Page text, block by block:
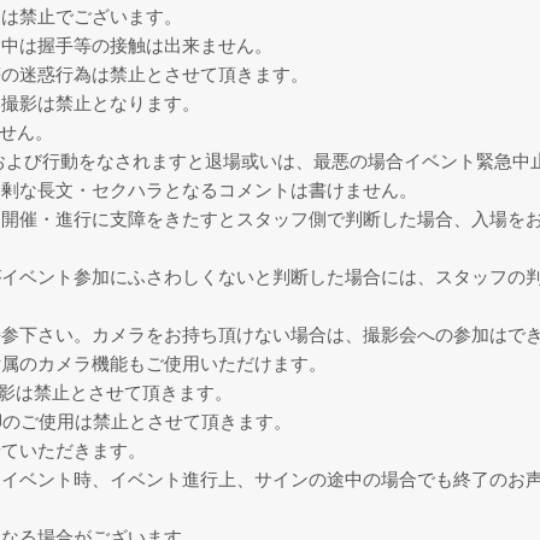
禁止でございます。
は握手等の接触は出来ません。
迷惑行為は禁止とさせて頂きます。
影は禁止となります。
ん。
び行動をなされますと退場或いは、最悪の場合イベント緊急中
な長文・セクハラとなるコメントは書けません。
催・進行に支障をきたすとスタッフ側で判断した場合、入場を
ベント参加にふさわしくないと判断した場合には、スタッフの
下さい。カメラをお持ち頂けない場合は、撮影会への参加はで
のカメラ機能もご使用いただけます。
は禁止とさせて頂きます。
ご使用は禁止とさせて頂きます。
いただきます。
ベント時、イベント進行上、サインの途中の場合でも終了のお